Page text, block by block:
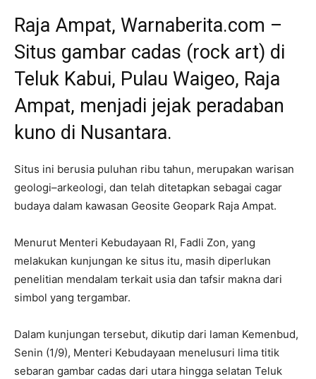
Raja Ampat, Warnaberita.com –
Situs gambar cadas (rock art) di
Teluk Kabui, Pulau Waigeo, Raja
Ampat, menjadi jejak peradaban
kuno di Nusantara.
Situs ini berusia puluhan ribu tahun, merupakan warisan
geologi–arkeologi, dan telah ditetapkan sebagai cagar
budaya dalam kawasan Geosite Geopark Raja Ampat.
Menurut Menteri Kebudayaan RI, Fadli Zon, yang
melakukan kunjungan ke situs itu, masih diperlukan
penelitian mendalam terkait usia dan tafsir makna dari
simbol yang tergambar.
Dalam kunjungan tersebut, dikutip dari laman Kemenbud,
Senin (1/9), Menteri Kebudayaan menelusuri lima titik
sebaran gambar cadas dari utara hingga selatan Teluk